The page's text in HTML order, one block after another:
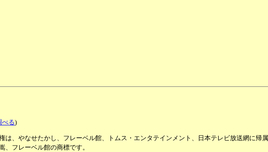
べる)
は、やなせたかし、フレーベル館、トムス・エンタテインメント、日本テレビ放送網に帰属
、フレーベル館の商標です。